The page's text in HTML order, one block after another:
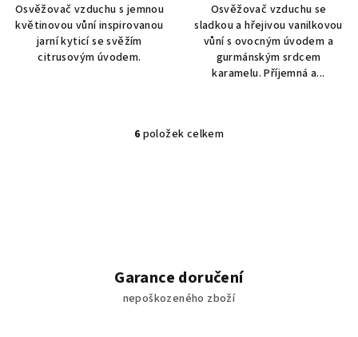
Osvěžovač vzduchu s jemnou
květinovou vůní inspirovanou
jarní kyticí se svěžím
citrusovým úvodem.
Osvěžovač vzduchu se
sladkou a hřejivou vanilkovou
vůní s ovocným úvodem a
gurmánským srdcem
karamelu. Příjemná a...
O
í
p
r
6 položek celkem
Garance doručení
nepoškozeného zboží